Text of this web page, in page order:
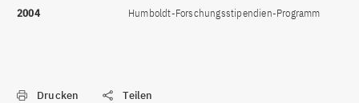
2004 Humboldt-Forschungsstipendien-Programm
Drucken Teilen